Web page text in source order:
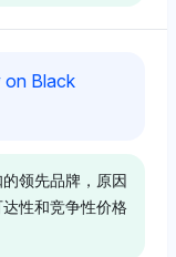
的可见性份
Series X
的，强调了电子
on Black
领先品牌，原因
性和竞争性价格